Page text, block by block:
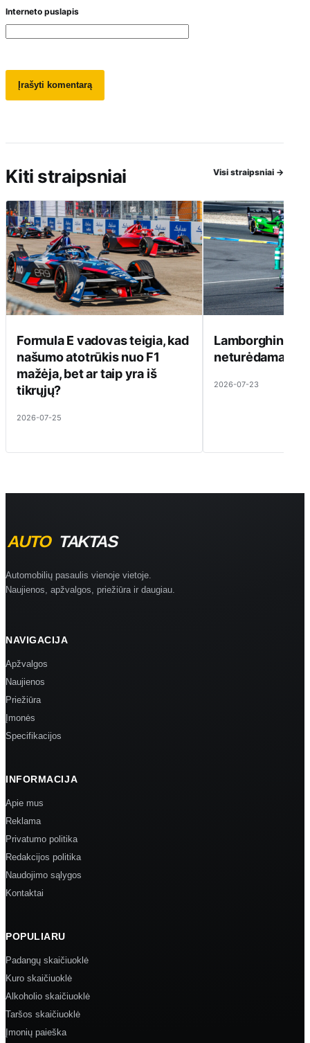
Interneto puslapis
Kiti straipsniai Visi straipsniai →
Formula E vadovas teigia, kad
našumo atotrūkis nuo F1
mažėja, bet ar taip yra iš
tikrųjų?
2026-07-25
Lamborghini
neturėdama ką
2026-07-23
Automobilių pasaulis vienoje vietoje.
Naujienos, apžvalgos, priežiūra ir daugiau.
NAVIGACIJA
Apžvalgos
Naujienos
Priežiūra
Įmonės
Specifikacijos
INFORMACIJA
Apie mus
Reklama
Privatumo politika
Redakcijos politika
Naudojimo sąlygos
Kontaktai
POPULIARU
Padangų skaičiuoklė
Kuro skaičiuoklė
Alkoholio skaičiuoklė
Taršos skaičiuoklė
Įmonių paieška